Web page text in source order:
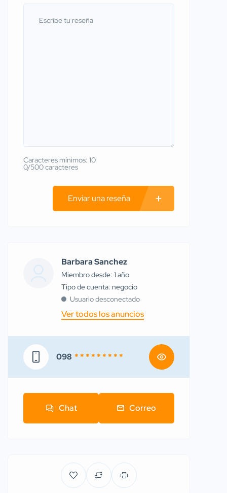
Caracteres mínimos: 10
0/500 caracteres
Enviar una reseña
Barbara Sanchez
Miembro desde: 1 año
tipo de cuenta: negocio
Usuario desconectado
Ver todos los anuncios
098 * * * * * * * * *
Chat Correo